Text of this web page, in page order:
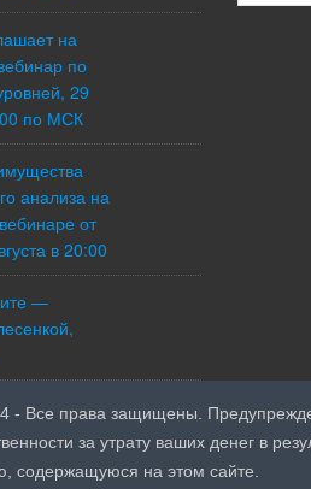
на
по
29
по МСК
анализа на
от
в 20:00
—
- Все права защищены.
за утрату ваших денег в
содержащуюся на этом сайте.